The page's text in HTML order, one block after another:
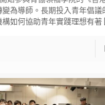
為導師。長期投入青年倡議
如何協助青年實踐理想有著